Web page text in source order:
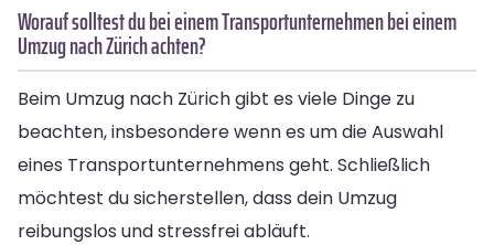
Worauf solltest du bei einem Transportunternehmen bei einem
Umzug nach Zürich achten?
Beim Umzug nach Zürich gibt es viele Dinge zu
beachten, insbesondere wenn es um die Auswahl
eines Transportunternehmens geht. Schließlich
möchtest du sicherstellen, dass dein Umzug
reibungslos und stressfrei abläuft.